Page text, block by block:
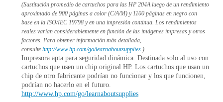
(Sustitución promedio de cartuchos para las HP 204A luego de un rendimiento
aproximado de 900 páginas a color (C/A/M) y 1100 páginas en negro con
base en la ISO/IEC 19798 y en una impresión continua. Los rendimientos
reales varían considerablemente en función de las imágenes impresas y otros
factores. Para obtener información más detallada,
consulte http://www.hp.com/go/learnaboutsupplies.)
Impresora apta para seguridad dinámica. Destinada solo al uso con
cartuchos que usen un chip original HP. Los cartuchos que usan un
chip de otro fabricante podrían no funcionar y los que funcionen,
podrían no hacerlo en el futuro.
http://www.hp.com/go/learnaboutsupplies